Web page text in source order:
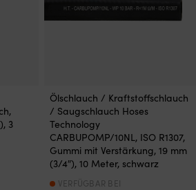
3
Ölschlauch / Kraftstoffschlauch
/ Saugschlauch Hoses
Technology
CARBUPOMP/10NL, ISO R1307,
Gummi mit Verstärkung, 19 mm
(3/4″), 10 Meter, schwarz
VERFÜGBAR BEI